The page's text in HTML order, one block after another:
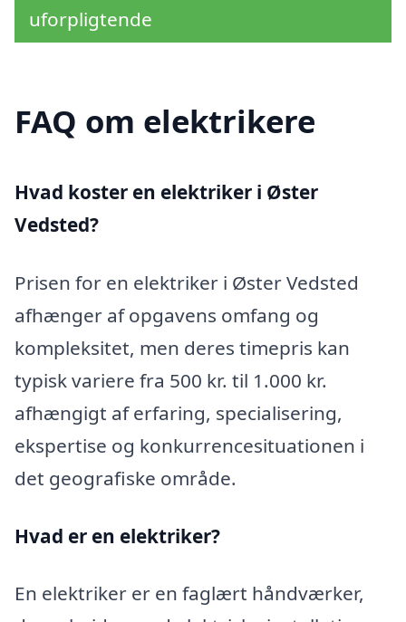
uforpligtende
FAQ om elektrikere
Hvad koster en elektriker i Øster
Vedsted?
Prisen for en elektriker i Øster Vedsted
afhænger af opgavens omfang og
kompleksitet, men deres timepris kan
typisk variere fra 500 kr. til 1.000 kr.
afhængigt af erfaring, specialisering,
ekspertise og konkurrencesituationen i
det geografiske område.
Hvad er en elektriker?
En elektriker er en faglært håndværker,